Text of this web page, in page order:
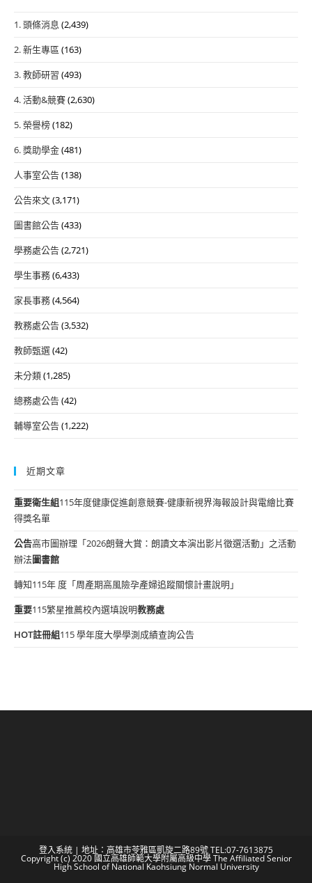
1. 頭條消息 (2,439)
2. 新生專區 (163)
3. 教師研習 (493)
4. 活動&競賽(2,630)
5. 榮譽榜(182)
6. 獎助學金(481)
人事室公告(138)
公告來文(3,171)
圖書館公告(433)
學務處公告(2,721)
學生事務(6,433)
家長事務(4,564)
教務處公告(3,532)
教師甄選(42)
未分類(1,285)
總務處公告(42)
輔導室公告(1,222)
近期文章
重要衛生組115年度健康促進創意競賽-健康新視界海報設計與電繪比賽
得獎名單
公告高市圖辦理「2026朗聲大賞：朗讀文本演出影片徵選活動」之活動
辦法圖書館
轉知115年 度「周產期高風險孕產婦追蹤關懷計畫說明」
重要115繁星推薦校內選填說明教務處
HOT註冊組115 學年度大學學測成績查詢公告
登入系統 | 地址：高雄市苓雅區凱旋二路89號 TEL:07-7613875
Copyright (c) 2020 國立高雄師範大學附屬高級中學 The Affiliated Senior
High School of National Kaohsiung Normal University